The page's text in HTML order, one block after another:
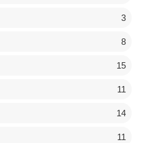
3
8
15
11
14
11